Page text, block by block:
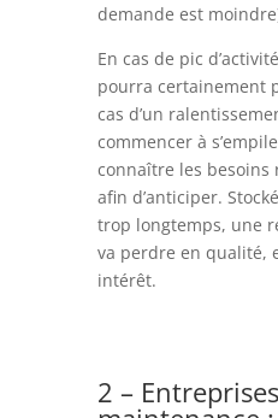
demande est
En cas de pic
pourra certainement
cas d’un
commencer à
connaître les besoins
afin d’anticiper.
trop longtemps, une
va perdre en qualité,
intérêt.
2 –